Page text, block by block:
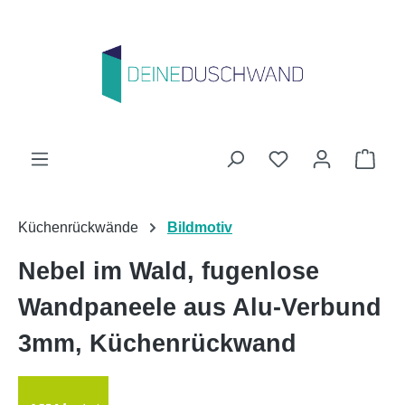
Du hast 0
Küchenrückwände Bildmotiv
Nebel im Wald, fugenlose
Wandpaneele aus Alu-Verbund
3mm, Küchenrückwand